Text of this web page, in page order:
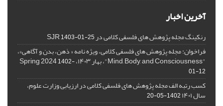
آخرین اخبار
رنکینگ مجله پژوهش های فلسفی کلامی در SJR1403-01-25
فراخوان: مجله پژوهش های فلسفی کلامی، ویژه نامه « ذهن، بدن و آگاهی»،
"Mind, Body, and Consciousness"، بهار ۱۴۰۳، Spring 2024
1402-
01-12
کسب رتبه الف مجله پژوهش های فلسفی کلامی در ارزیابی وزارت علوم،
سال ۱۴۰۱ 1402-05-20